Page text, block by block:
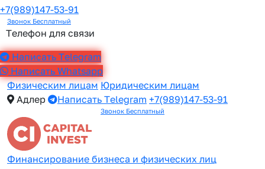
+7(989)147-53-91
Звонок Бесплатный
Телефон для связи
Написать Telegram
Написать Whatsapp
Физическим лицам Юридическим лицам
Адлер
Написать Telegram +7(989)147-53-91
Звонок Бесплатный
Финансирование бизнеса и физических лиц